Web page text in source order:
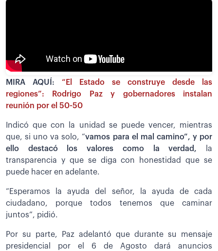
MIRA AQUÍ: “El Estado se construye desde las
regiones”: Rodrigo Paz y gobernadores instalan
reunión por el 50-50
Indicó que con la unidad se puede vencer, mientras
que, si uno va solo, “vamos para el mal camino”, y por
ello destacó los valores como la verdad,
la
transparencia y que se diga con honestidad que se
puede hacer en adelante.
“Esperamos la ayuda del señor, la ayuda de cada
ciudadano, porque todos tenemos que caminar
juntos”, pidió.
Por su parte, Paz adelantó que durante su mensaje
presidencial por el 6 de Agosto dará anuncios